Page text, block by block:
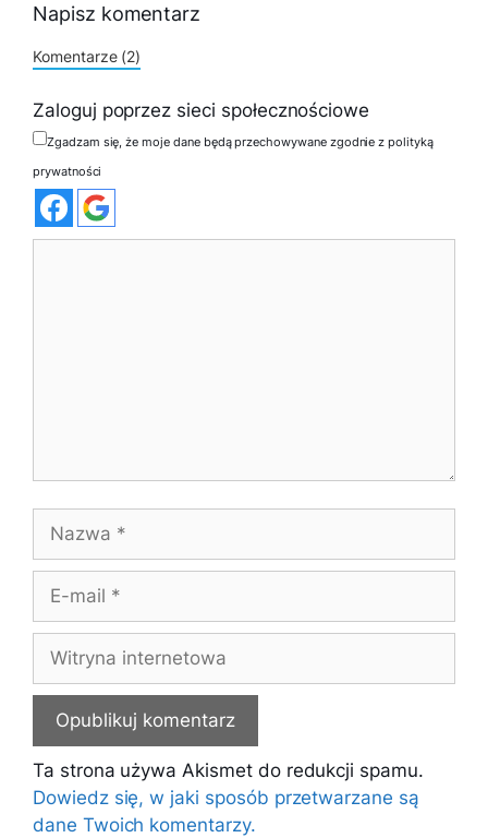
Napisz komentarz
Komentarze (2)
Zaloguj poprzez sieci społecznościowe
Zgadzam się, że moje dane będą przechowywane zgodnie z polityką
prywatności
Nazwa
Witryna
internetowa
Ta strona używa Akismet do redukcji spamu.
Dowiedz się, w jaki sposób przetwarzane są
dane Twoich komentarzy.